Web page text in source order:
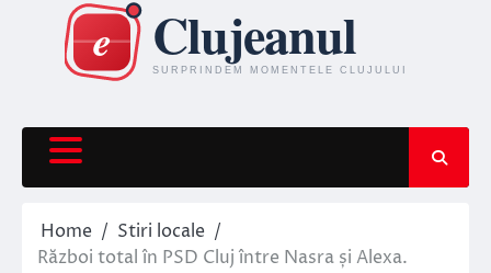
content
Home
Stiri locale
Război total în PSD Cluj între Nasra și Alexa.